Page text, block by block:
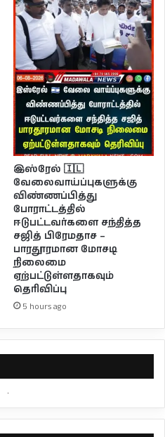
இஸ்ரேல் 🇮🇱
வேலைவாய்ப்புகளுக்கு
விண்ணப்பித்து
போராட்டத்தில்
ஈடுபட்டவர்களை சந்தித்த
சஜித் பிரேமதாச –
பாரதூரமான மோசடி
நிலைமை
ஏற்பட்டுள்ளதாகவும்
தெரிவிப்பு
5 hours ago